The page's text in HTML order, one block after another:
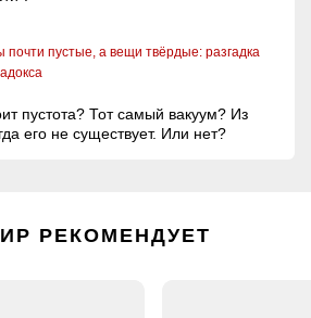
почти пустые, а вещи твёрдые: разгадка
пустота? Тот самый вакуум? Из
его не существует. Или нет?
РЕКОМЕНДУЕТ